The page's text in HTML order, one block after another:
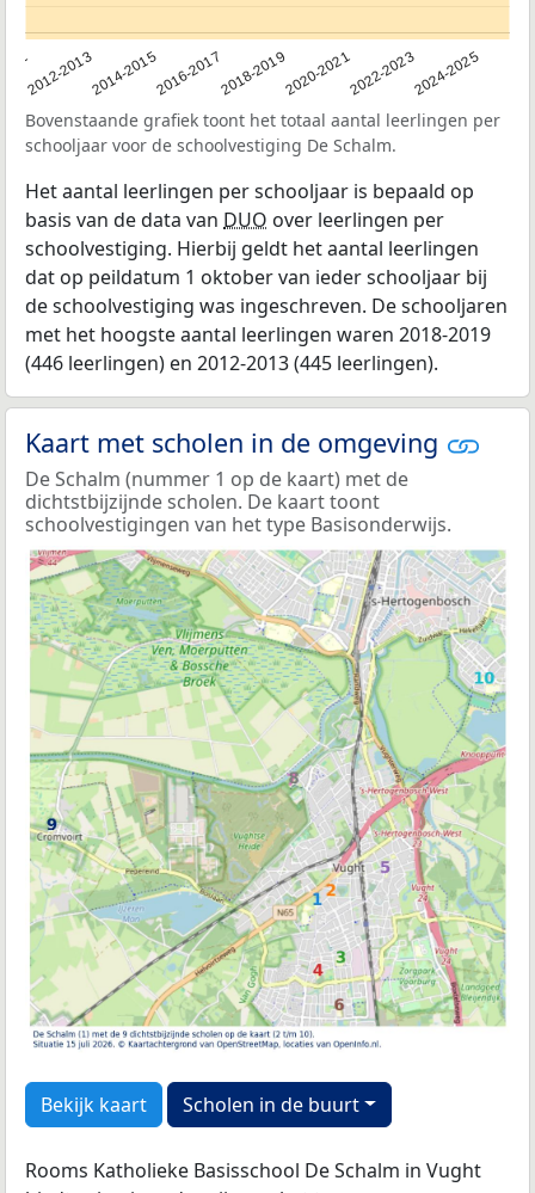
2012-20132014-20152016-20172018-20192020-20212022-20232024-2025
Bovenstaande grafiek toont het totaal aantal leerlingen per
schooljaar voor de schoolvestiging De Schalm.
Het aantal leerlingen per schooljaar is bepaald op
basis van de data van DUO over leerlingen per
schoolvestiging. Hierbij geldt het aantal leerlingen
dat op peildatum 1 oktober van ieder schooljaar bij
de schoolvestiging was ingeschreven. De schooljaren
met het hoogste aantal leerlingen waren 2018-2019
(446 leerlingen) en 2012-2013 (445 leerlingen).
Kaart met scholen in de omgeving
De Schalm (nummer 1 op de kaart) met de
dichtstbijzijnde scholen. De kaart toont
schoolvestigingen van het type Basisonderwijs.
Bekijk kaart Scholen in de buurt
Rooms Katholieke Basisschool De Schalm in Vught